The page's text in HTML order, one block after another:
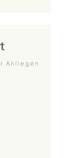
Anliegen